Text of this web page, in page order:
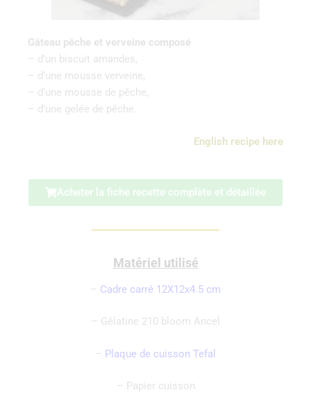
Gâteau pêche et verveine composé
– d’un biscuit amandes,
– d’une mousse verveine,
– d’une mousse de pêche,
– d’une gelée de pêche.
English recipe here
Acheter la fiche recette complète et détaillée
Matériel utilisé
– Cadre carré 12X12x4.5 cm
– Gélatine 210 bloom Ancel
– Plaque de cuisson Tefal
– Papier cuisson